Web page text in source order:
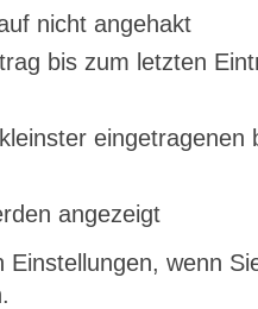
nicht angehakt
bis zum letzten
eingetragenen
angezeigt
Einstellungen, wenn